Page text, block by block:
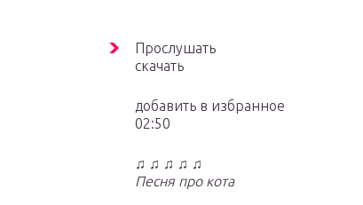
Прослушать
скачать
добавить в избранное
02:50
♫ ♫ ♫ ♫ ♫
Песня про кота